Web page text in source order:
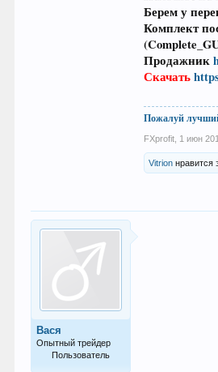
Берем у
Комплект
Продажник
Скачать
Пожалуй
FXprofit 1 июн
Vitrion нравится
Вася
Опытный трейдер
Пользователь